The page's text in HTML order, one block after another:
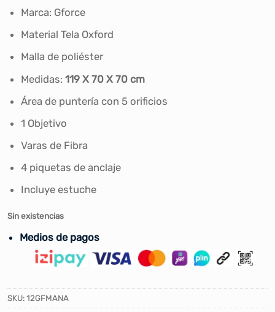
original
era:
S/99.90.
Marca: Gforce
Material Tela Oxford
Malla de poliéster
Medidas: 119 X 70 X 70 cm
Área de puntería con 5 orificios
1 Objetivo
Varas de Fibra
4 piquetas de anclaje
Incluye estuche
Sin existencias
Medios de pagos
SKU:12GFMANA